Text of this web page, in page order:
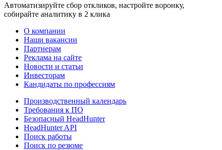
Автоматизируйте сбор откликов, настройте воронку,
собирайте аналитику в 2 клика
О компании
Наши вакансии
Партнерам
Реклама на сайте
Новости и статьи
Инвесторам
Кандидаты по профессиям
Производственный календарь
Требования к ПО
Безопасный HeadHunter
HeadHunter API
Поиск работы
Поиск по резюме